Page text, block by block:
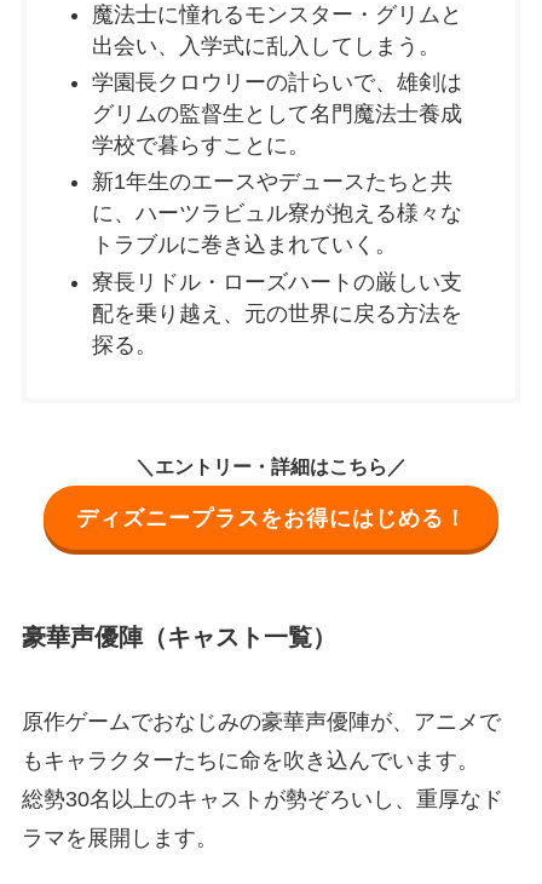
魔法士に憧れるモンスター・グリムと
出会い、入学式に乱入してしまう。
学園長クロウリーの計らいで、雄剣は
グリムの監督生として名門魔法士養成
学校で暮らすことに。
新1年生のエースやデュースたちと共
に、ハーツラビュル寮が抱える様々な
トラブルに巻き込まれていく。
寮長リドル・ローズハートの厳しい支
配を乗り越え、元の世界に戻る方法を
探る。
＼エントリー・詳細はこちら／
ディズニープラスをお得にはじめる！
豪華声優陣（キャスト一覧）
原作ゲームでおなじみの豪華声優陣が、アニメで
もキャラクターたちに命を吹き込んでいます。
総勢30名以上のキャストが勢ぞろいし、重厚なド
ラマを展開します。